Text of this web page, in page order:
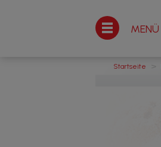
MENÜ
Startseite >